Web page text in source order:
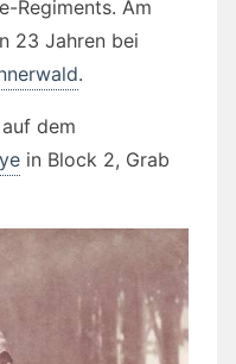
Regiments. Am
23 Jahren bei
.
dem
in Block 2, Grab